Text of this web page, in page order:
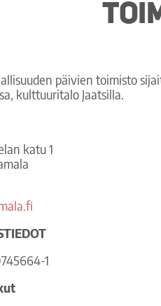
päivien toimisto
kulttuuritalo Jaatsilla.
katu 1
1